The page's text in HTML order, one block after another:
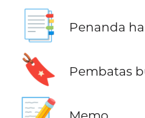
📑 Penanda
🔖 Pembatas